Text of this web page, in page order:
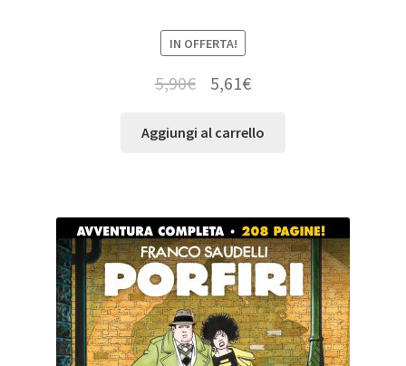
IN OFFERTA!
5,90€ 5,61€
Aggiungi al carrello